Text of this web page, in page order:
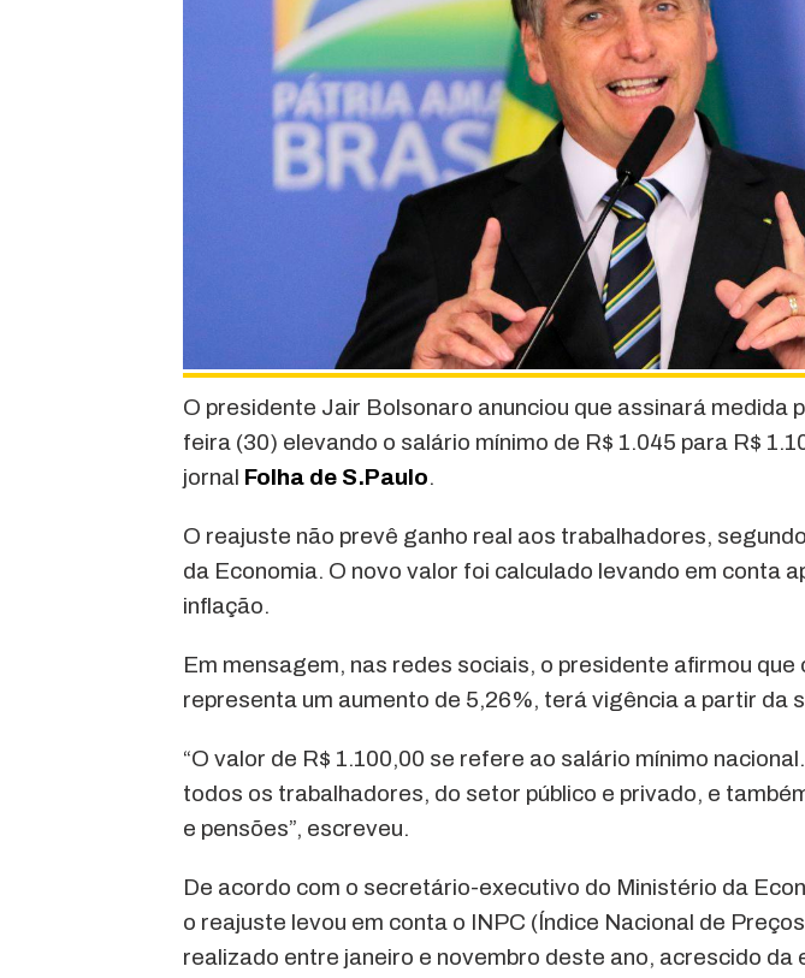
O presidente Jair Bolsonaro anunciou que assinará medida
feira (30) ​elevando o salário mínimo de R$ 1.045 para R$
jornal Folha de S.Paulo.
O reajuste não prevê ganho real aos trabalhadores,
da Economia. O novo valor foi calculado levando em conta
inflação.
Em mensagem, nas redes sociais, o presidente afirmou que
representa um aumento de 5,26%, terá vigência a partir da
“O valor de R$ 1.100,00 se refere ao salário mínimo
todos os trabalhadores, do setor público e privado, e
e pensões”, escreveu.
De acordo com o secretário-executivo do Ministério da
o reajuste levou em conta o INPC (Índice Nacional de
realizado entre janeiro e novembro deste ano, acrescido da